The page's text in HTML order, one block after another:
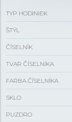
TYP HODINIEK
ŠTÝL
ČÍSELNÍK
TVAR ČÍSELNÍKA
FARBA ČÍSELNÍKA
SKLO
PUZDRO